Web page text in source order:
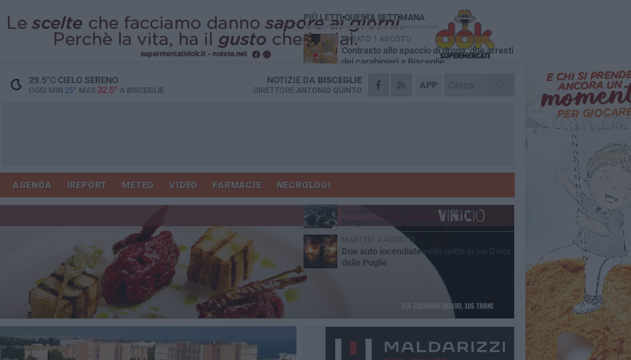
29.5°CCIELO SERENO
OGGI MIN 25° MAX 32.5° A BISCEGLIE
APP
NOTIZIE DA BISCEGLIE
DIRETTORE ANTONIO QUINTO
AGENDA IREPORT METEO VIDEO FARMACIE NECROLOGI
PIÙ LETTI QUESTA SETTIMANA
SABATO 1 AGOSTO
Contrasto allo spaccio di droga, due arresti
dei carabinieri a Bisceglie
VENERDÌ 31 LUGLIO
Torna l'appuntamento con la Pastasciutta
Dramma alla spiaggia Bi-Marmi: un
VENERDÌ 31 LUGLIO
Viabilità, previste alcune modifiche
temporanee nei prossimi giorni
MARTEDÌ 4 AGOSTO
Due auto incendiate nella notte in via Dieta
delle Puglie